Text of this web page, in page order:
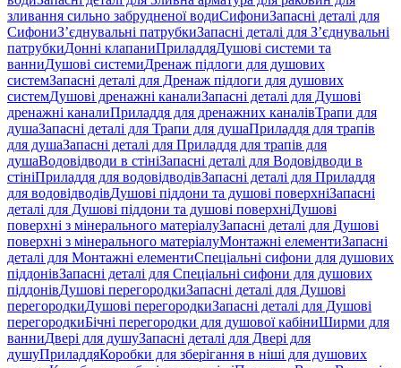
зливання сильно забрудненої водиСифониЗапасні деталі для
СифониЗ’єднувальні патрубкиЗапасні деталі для З’єднувальні
патрубкиДонні клапаниПриладдяДушові системи та
ванниДушові системиДренаж підлоги для душових
системЗапасні деталі для Дренаж підлоги для душових
системДушові дренажні каналиЗапасні деталі для Душові
дренажні каналиПриладдя для дренажних каналівТрапи для
душаЗапасні деталі для Трапи для душаПриладдя для трапів
для душаЗапасні деталі для Приладдя для трапів для
душаВодовідводи в стініЗапасні деталі для Водовідводи в
стініПриладдя для водовідводівЗапасні деталі для Приладдя
для водовідводівДушові піддони та душові поверхніЗапасні
деталі для Душові піддони та душові поверхніДушові
поверхні з мінерального матеріалуЗапасні деталі для Душові
поверхні з мінерального матеріалуМонтажні елементиЗапасні
деталі для Монтажні елементиСпеціальні сифони для душових
піддонівЗапасні деталі для Спеціальні сифони для душових
піддонівДушові перегородкиЗапасні деталі для Душові
перегородкиДушові перегородкиЗапасні деталі для Душові
перегородкиБічні перегородки для душової кабіниШирми для
ванниДвері для душуЗапасні деталі для Двері для
душуПриладдяКоробки для зберігання в ніші для душових